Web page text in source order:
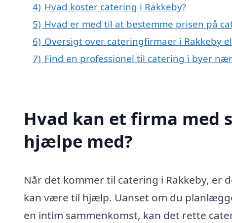
4) Hvad koster catering i Rakkeby?
5) Hvad er med til at bestemme prisen på
6) Oversigt over cateringfirmaer i Rakkeby
7) Find en professionel til catering i byer
Hvad kan et firma med
hjælpe med?
Når det kommer til catering i Rakkeby, er
kan være til hjælp. Uanset om du
en intim sammenkomst, kan det rette